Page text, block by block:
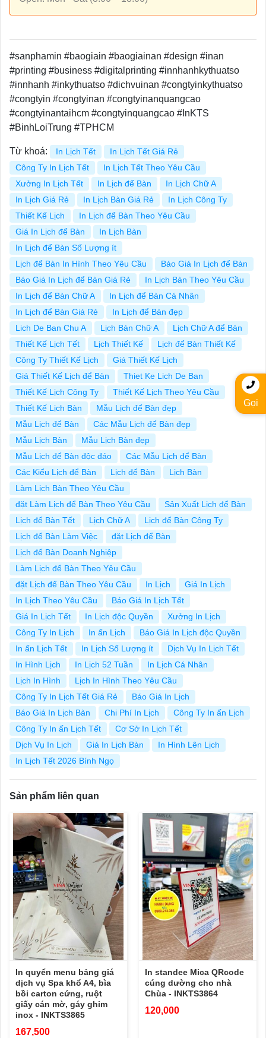
#sanphamin #baogiain #baogiainan #design #inan
#printing #business #digitalprinting #innhanhkythuatso
#innhanh #inkythuatso #dichvuinan #congtyinkythuatso
#congtyin #congtyinan #congtyinanquangcao
#congtyinantaihcm #congtyinquangcao #InKTS
#BinhLoiTrung #TPHCM
Từ khoá: In Lịch Tết
In Lịch Tết Giá Rẻ
Công Ty In Lịch Tết
In Lịch Tết Theo Yêu Cầu
Xưởng In Lịch Tết
In Lịch để Bàn
In Lịch Chữ A
In Lịch Giá Rẻ
In Lịch Bàn Giá Rẻ
In Lịch Công Ty
Thiết Kế Lịch
In Lịch để Bàn Theo Yêu Cầu
Giá In Lịch để Bàn
In Lịch Bàn
In Lịch để Bàn Số Lượng ít
Lịch để Bàn In Hình Theo Yêu Cầu
Báo Giá In Lịch để Bàn
Báo Giá In Lịch để Bàn Giá Rẻ
In Lịch Bàn Theo Yêu Cầu
In Lịch để Bàn Chữ A
In Lịch để Bàn Cá Nhân
In Lịch để Bàn Giá Rẻ
In Lịch để Bàn đẹp
Lich De Ban Chu A
Lịch Bàn Chữ A
Lịch Chữ A để Bàn
Thiết Kế Lịch Tết
Lịch Thiết Kế
Lịch để Bàn Thiết Kế
Công Ty Thiết Kế Lịch
Giá Thiết Kế Lịch
Giá Thiết Kế Lịch để Bàn
Thiet Ke Lich De Ban
Thiết Kế Lịch Công Ty
Thiết Kế Lịch Theo Yêu Cầu
Thiết Kế Lịch Bàn
Mẫu Lịch để Bàn đẹp
Mẫu Lịch để Bàn
Các Mẫu Lịch để Bàn đẹp
Mẫu Lịch Bàn
Mẫu Lịch Bàn đẹp
Mẫu Lịch để Bàn độc đáo
Các Mẫu Lịch để Bàn
Các Kiểu Lịch để Bàn
Lịch để Bàn
Lịch Bàn
Làm Lịch Bàn Theo Yêu Cầu
đặt Làm Lịch để Bàn Theo Yêu Cầu
Sản Xuất Lịch để Bàn
Lịch để Bàn Tết
Lịch Chữ A
Lịch để Bàn Công Ty
Lịch để Bàn Làm Việc
đặt Lịch để Bàn
Lịch để Bàn Doanh Nghiệp
Làm Lịch để Bàn Theo Yêu Cầu
đặt Lịch để Bàn Theo Yêu Cầu
In Lịch
Giá In Lịch
In Lịch Theo Yêu Cầu
Báo Giá In Lịch Tết
Giá In Lịch Tết
In Lịch độc Quyền
Xưởng In Lịch
Công Ty In Lịch
In ấn Lịch
Báo Giá In Lịch độc Quyền
In ấn Lịch Tết
In Lịch Số Lượng ít
Dịch Vụ In Lịch Tết
In Hình Lịch
In Lịch 52 Tuần
In Lịch Cá Nhân
Lịch In Hình
Lịch In Hình Theo Yêu Cầu
Công Ty In Lịch Tết Giá Rẻ
Báo Giá In Lịch
Báo Giá In Lịch Bàn
Chi Phí In Lịch
Công Ty In ấn Lịch
Công Ty In ấn Lịch Tết
Cơ Sở In Lịch Tết
Dịch Vụ In Lịch
Giá In Lịch Bàn
In Hình Lên Lịch
In Lịch Tết 2026 Bính Ngọ
Sản phẩm liên quan
In quyển menu bảng giá
dịch vụ Spa khổ A4, bìa
bồi carton cứng, ruột
giấy cán mờ, gáy ghim
inox - INKTS3865
167,500
In standee Mica QRcode
cúng dường cho nhà
Chùa - INKTS3864
120,000
Gọi